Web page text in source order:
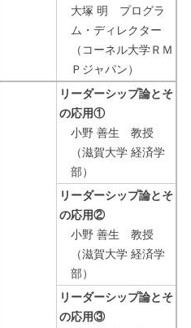
大塚 明 プログラ
ム・ディレクター
（コーネル大学ＲＭ
Ｐジャパン）
リーダーシップ論とそ
の応用①
小野 善生 教授
（滋賀大学 経済学
部）
リーダーシップ論とそ
の応用②
小野 善生 教授
（滋賀大学 経済学
部）
リーダーシップ論とそ
の応用③